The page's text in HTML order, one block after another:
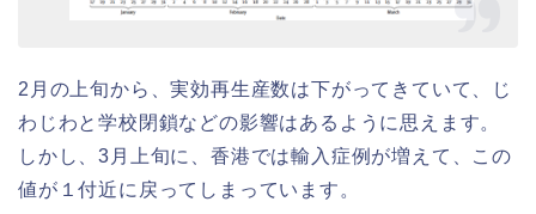
2月の上旬から、実効再生産数は下がってきていて、じ
わじわと学校閉鎖などの影響はあるように思えます。
しかし、3月上旬に、香港では輸入症例が増えて、この
値が１付近に戻ってしまっています。